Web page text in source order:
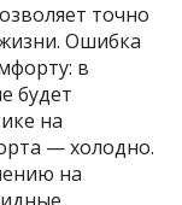
точно
Ошибка
в
будет
на
— холодно.
на